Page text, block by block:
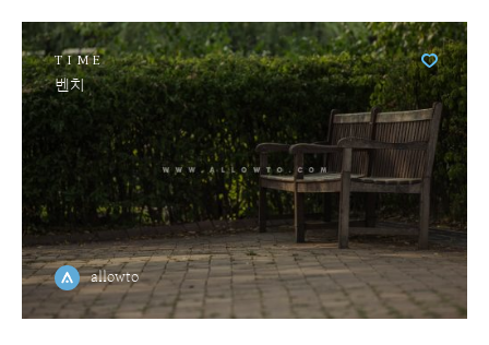
TIME
벤치
allowto